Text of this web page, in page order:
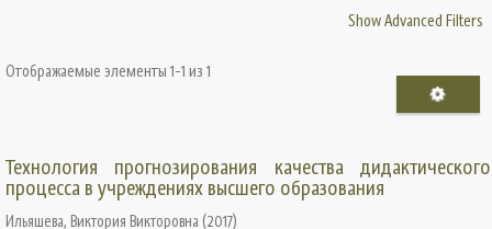
Show Advanced Filters
Отображаемые элементы 1-1 из 1
Технология прогнозирования качества дидактического
процесса в учреждениях высшего образования
Ильяшева, Виктория Викторовна (2017)